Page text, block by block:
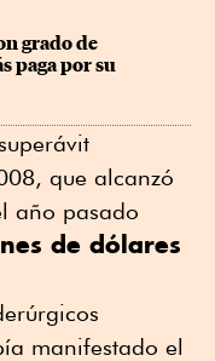
grado de
paga por su
que alcanzó
año pasado
de dólares
manifestado el